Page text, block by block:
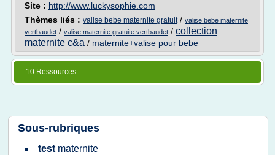
Site : http://www.luckysophie.com
Thèmes liés : valise bebe maternite gratuit/ valise bebe maternite
vertbaudet / valise maternite gratuite vertbaudet / collection
maternite c&a / maternite+valise pour bebe
10 Ressources
Sous-rubriques
test maternite